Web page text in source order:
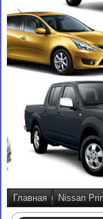
Главная Nissan